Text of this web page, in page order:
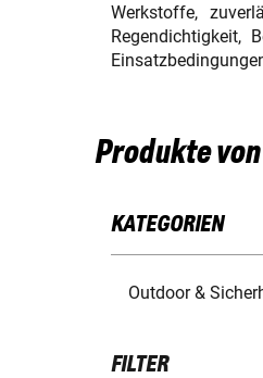
Werkstoffe,
Regendichtigkeit,
Produkte
KATEGORIEN
Outdoor &
FILTER